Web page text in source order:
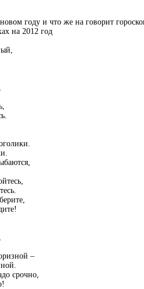
году и что же на говорит
на 2012 год
–
срочно,